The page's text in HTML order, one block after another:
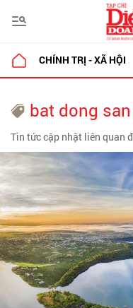
CHÍNH TRỊ - XÃ HỘI
bat dong
Tin tức cập nhật liên quan